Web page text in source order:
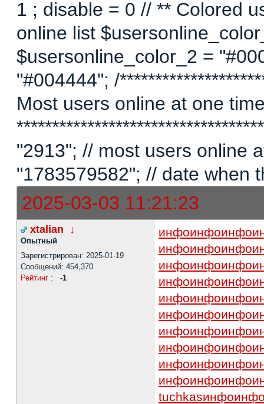
1 ; disable = 0 // ** Colored
online list
$usersonline_color_2 =
"#004444"; /
Most users online at one
"2913"; // most users online
"1783579582"; // date when
2025-03-03 11:21:23
xtalian ↓
Опытный
Зарегистрирован: 2025-01-19
Сообщений: 454,370
Рейтинг : -1
инфоинфоинфо
инфоинфоинфо
инфоинфоинфо
инфоинфоинфо
инфоинфоинфо
инфоинфоинфо
инфоинфоинфо
инфоинфоинфо
инфоинфоинфо
инфоинфоинфо
tuchkasинфо